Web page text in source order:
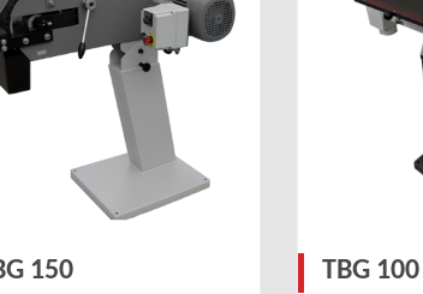
150 TBG 100